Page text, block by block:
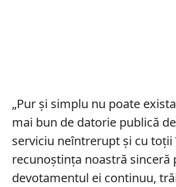
„Pur și simplu nu poate
mai bun de datorie publică
serviciu neîntrerupt și cu
recunoștința noastră sinceră
devotamentul ei continuu,